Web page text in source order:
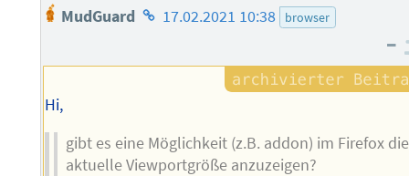
MudGuard Homepage
Autors
17.02.2021 10:38 browser
–
Hi,
gibt es eine Möglichkeit (z.B. addon) im Firefox die
aktuelle Viewportgröße anzuzeigen?